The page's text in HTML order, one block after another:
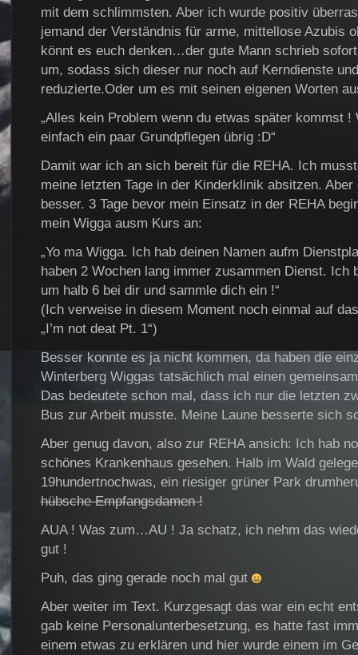
mit dem schlimmsten. Aber ich wurde positiv
jemand der Verständnis für arme, mittellose Azubis
könnt es euch denken…der gute Mann schrieb
um, sodass sich dieser nur noch auf Kerndienste
reduzierte.Oder um es mit seinen eigenen Worten
„Alles kein Problem wenn du etwas später kommst !
einfach ein paar Grundpflegen übrig :D“
Damit war ich an sich bereit für die REHA. Ich
meine letzten Tage in der Kinderklinik absitzen.
besser. 3 Tage bevor mein Einsatz in der REHA
mein Wigga ausm Kurs an:
„Yo ma Wigga. Ich hab deinen Namen aufm
haben 2 Wochen lang immer zusammen Dienst. Ich
um halb 6 bei dir und sammle dich ein !“
(Ich verweise in diesem Moment noch einmal auf
„I’m not deat Pt. 1“)
Besser konnte es ja nicht kommen, da haben die
Winterberg Wiggas tatsächlich mal einen
Das bedeutete schon mal, dass ich nur die letzten
Bus zur Arbeit musste. Meine Laune besserte sich
Aber genug davon, also zur REHA ansich: Ich hab
schönes Krankenhaus gesehen. Halb im Wald
19hundertnochwas, ein riesiger grüner Park
hübsche Empfangsdamen !
AUA ! Was zum…AU ! Ja schatz, ich nehm das
gut !
Puh, das ging gerade noch mal gut
Aber weiter im Text. Kurzgesagt das war ein echt
gab keine Personalunterbesetzung, es hatte fast
einem etwas zu erklären und hier wurde einem im